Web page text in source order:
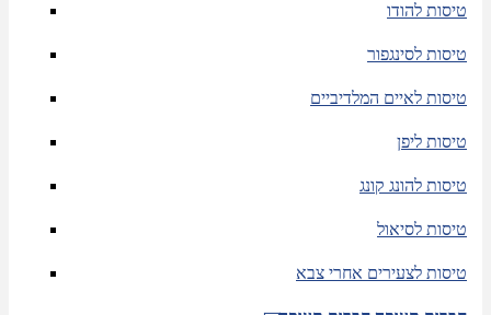
טיסות להודו
טיסות לסינגפור
טיסות לאיים המלדיביים
טיסות ליפן
טיסות להונג קונג
טיסות לסיאול
טיסות לצעירים אחרי צבא